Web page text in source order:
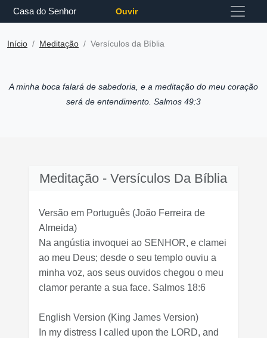
Casa do Senhor Ouvir
Início Meditação Versículos da Bíblia
A minha boca falará de sabedoria, e a meditação do meu coração
será de entendimento. Salmos 49:3
Meditação - Versículos Da Bíblia
Versão em Português (João Ferreira de
Almeida)
Na angústia invoquei ao SENHOR, e clamei
ao meu Deus; desde o seu templo ouviu a
minha voz, aos seus ouvidos chegou o meu
clamor perante a sua face. Salmos 18:6
English Version (King James Version)
In my distress I called upon the LORD, and